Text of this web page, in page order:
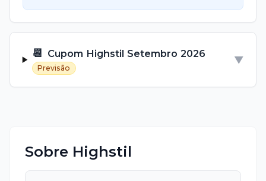
📆 Cupom Highstil Setembro 2026
Previsão
▼
Sobre Highstil